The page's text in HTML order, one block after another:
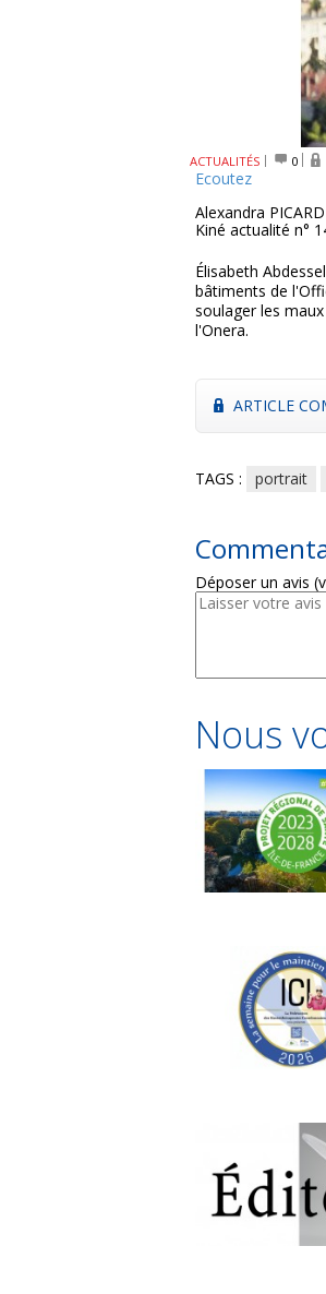
ACTUALITÉS 0
Ecoutez
Alexandra PICARD
Kiné actualité n°
Élisabeth
bâtiments de
soulager les
l'Onera.
ARTICLE
TAGS : portrait
Déposer un avis
Nous